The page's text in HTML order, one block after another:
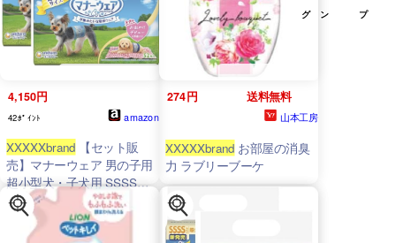
グ ン プ
4,150円
42ﾎﾟｲﾝﾄ amazon
XXXXXbrand 【セット販
売】マナーウェア 男の子用
超小型犬・子犬用 SSSSサ
イズ 52枚×2コ
274円 送料無料
山本工房
XXXXXbrand お部屋の消臭
力 ラブリーブーケ